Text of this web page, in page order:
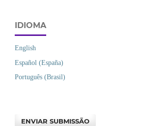
IDIOMA
English
Español (España)
Português (Brasil)
ENVIAR SUBMISSÃO